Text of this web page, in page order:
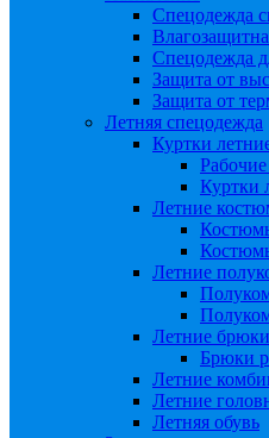
Спецодежда
Спецодежда
Защита от
Защита от
Летняя спецодежда
Куртки
Куртки
Летние
Летние
Летние
Брюки
Летние
Летние
Летняя обувь